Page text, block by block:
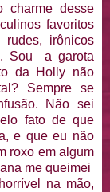
charme desse
favoritos
irônicos
Sou a garota
da Holly não
Sempre se
Não sei
fato de que
e que eu não
roxo em algum
me queimei
na mão,